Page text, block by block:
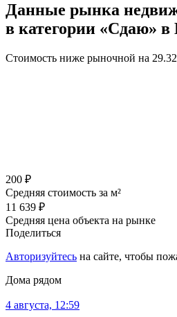
Данные рынка
в категории «Сдаю» в
Стоимость ниже рыночной на
200 ₽
Средняя стоимость за м²
11 639 ₽
Средняя цена объекта на рынке
Поделиться
Авторизуйтесь на сайте, чтобы
Дома рядом
4 августа, 12:59